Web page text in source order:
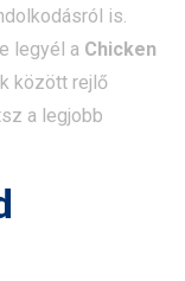
is.
legyél a Chicken
között rejlő
a legjobb